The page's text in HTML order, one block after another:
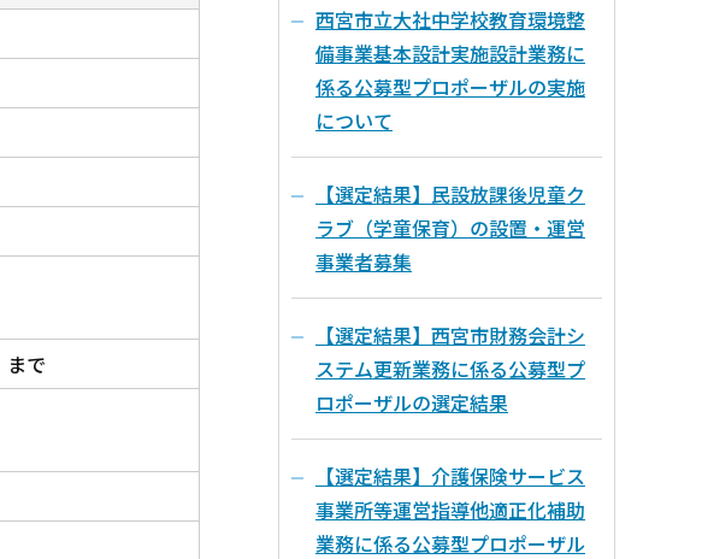
まで
西宮市立大社中学校教育環境整
備事業基本設計実施設計業務に
係る公募型プロポーザルの実施
について
【選定結果】民設放課後児童ク
ラブ（学童保育）の設置・運営
事業者募集
【選定結果】西宮市財務会計シ
ステム更新業務に係る公募型プ
ロポーザルの選定結果
【選定結果】介護保険サービス
事業所等運営指導他適正化補助
業務に係る公募型プロポーザル